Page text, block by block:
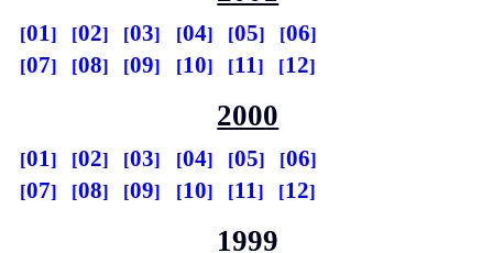
01 02 03 04 05
06
07
08 09 10 11 12
2000
01 02 03 04 05
06
07
08 09 10 11 12
1999